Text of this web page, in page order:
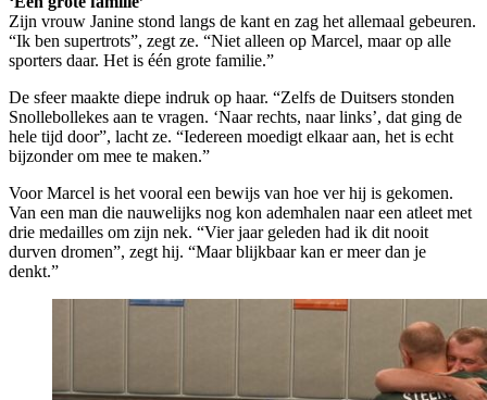
Zijn vrouw Janine stond langs de kant en zag het allemaal gebeuren.
“Ik ben supertrots”, zegt ze. “Niet alleen op Marcel, maar op alle
sporters daar. Het is één grote familie.”
De sfeer maakte diepe indruk op haar. “Zelfs de Duitsers stonden
Snollebollekes aan te vragen. ‘Naar rechts, naar links’, dat ging de
hele tijd door”, lacht ze. “Iedereen moedigt elkaar aan, het is echt
bijzonder om mee te maken.”
Voor Marcel is het vooral een bewijs van hoe ver hij is gekomen.
Van een man die nauwelijks nog kon ademhalen naar een atleet met
drie medailles om zijn nek. “Vier jaar geleden had ik dit nooit
durven dromen”, zegt hij. “Maar blijkbaar kan er meer dan je
denkt.”